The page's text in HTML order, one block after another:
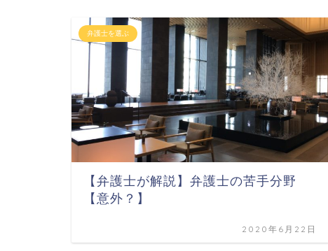
弁護士を選ぶ
【弁護士が解説】弁護士の苦手分野
【意外？】
2020年6月22日